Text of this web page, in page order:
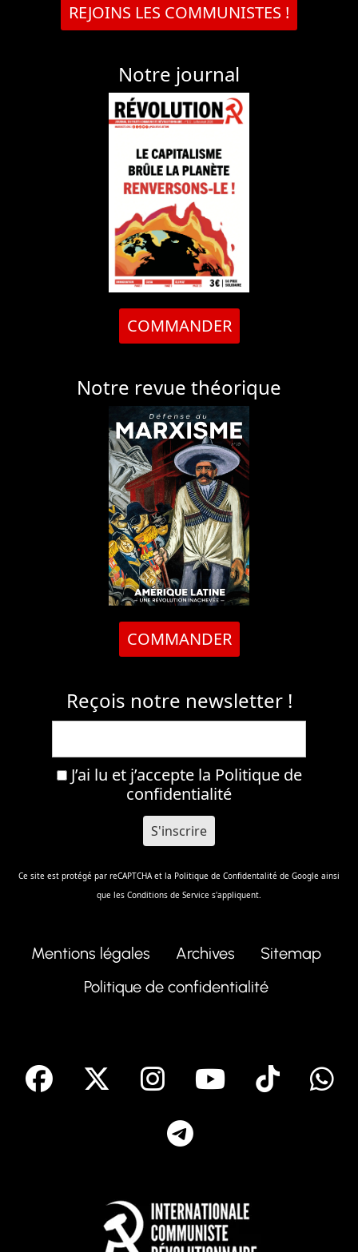
REJOINS LES COMMUNISTES !
Notre journal
COMMANDER
Notre revue théorique
COMMANDER
Reçois notre newsletter !
J’ai lu et j’accepte la Politique de
confidentialité
Ce site est protégé par reCAPTCHA et la Politique de Confidentalité de Google ainsi
que les Conditions de Service s'appliquent.
Mentions légales Archives
Sitemap
Politique de confidentialité
facebook Instagram
Youtube
Tik